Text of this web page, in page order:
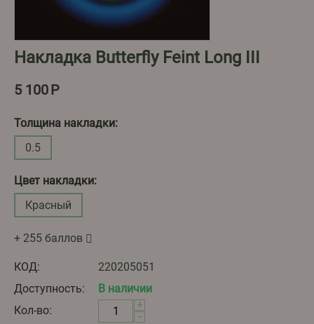
Накладка Butterfly Feint Long III
5 100Р
Толщина накладки:
0.5
Цвет накладки:
Красный
+ 255 баллов
КОД:
220205051
Доступность:
В наличии
Кол-во:
+
−